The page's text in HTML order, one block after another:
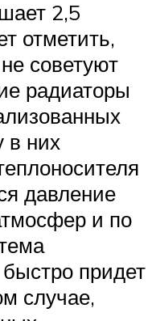
2,5
отметить,
советуют
радиаторы
в них
давление
и по
придет
случае,